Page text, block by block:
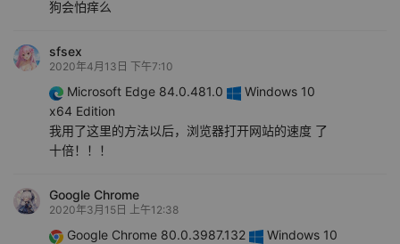
狗会怕痒么
sfsex
2020年4月13日 下午7:10
Microsoft Edge 84.0.481.0
Windows 10
x64 Edition
我用了这里的方法以后，浏览器打开网站的速度 了
十倍！！！
Google Chrome
2020年3月15日 上午12:38
Google Chrome 80.0.3987.132
Windows 10